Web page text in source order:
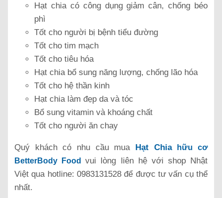
Hạt chia có công dụng giảm cân, chống béo
phì
Tốt cho người bị bệnh tiểu đường
Tốt cho tim mạch
Tốt cho tiêu hóa
Hạt chia bổ sung năng lượng, chống lão hóa
Tốt cho hệ thần kinh
Hạt chia làm đẹp da và tóc
Bổ sung vitamin và khoáng chất
Tốt cho người ăn chay
Quý khách có nhu cầu mua Hạt Chia
hữu cơ
BetterBody Foodvui lòng liên hệ với shop Nhật
Việt qua hotline: 0983131528 để được tư vấn cụ thể
nhất.